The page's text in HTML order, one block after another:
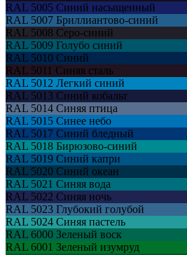
RAL 5005 Синий насыщенный
RAL 5007 Бриллиантово-синий
RAL 5008 Серо-синий
RAL 5009 Голубо синий
RAL 5010 Синий
RAL 5011 Синяя сталь
RAL 5012 Легкий синий
RAL 5013 Синий кобальт
RAL 5014 Синяя птица
RAL 5015 Синее небо
RAL 5017 Синий бледный
RAL 5018 Бирюзово-синий
RAL 5019 Синий капри
RAL 5020 Синий океан
RAL 5021 Синяя вода
RAL 5022 Синяя ночь
RAL 5023 Глубокий голубой
RAL 5024 Синяя пастель
RAL 6000 Зеленый воск
RAL 6001 Зеленый изумруд